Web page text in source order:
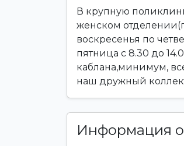
В крупную
женском
воскресенья по
пятница с 8.30 до
каблана,минимум,
наш дружный
Информация